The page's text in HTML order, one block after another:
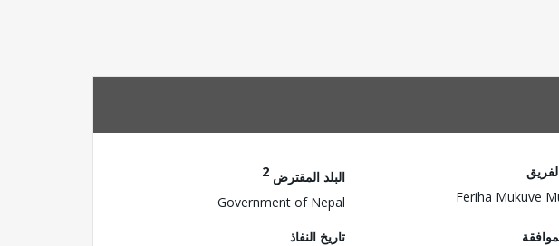
Feriha Mukuve
البلد المقترض 2
Government of Nepal
تاريخ النفاذ